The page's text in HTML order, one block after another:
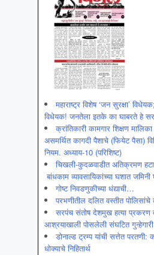
महाराष्ट्र विशेष ‘जन सुरक्षा’
विधेयक! जनतेला इतके का घाबरते हे
क्रांतिकारी कामगार शिक्षण
असमर्थित कागदी पैशाचे (फियेट पैसा)
नियम. अध्याय-10 (परिशिष्ट)
चिखली-कुदळवाडीत अतिक्रमण हटाव
बांधकाम व्यावसायिकांच्या घशात जमिनी
गोष्ट निवडणुकीच्या धंद्याची…
परभणीतील दलित वस्तीत
सरपंच संतोष देशमुख हत्या प्रकरण
आश्रयाखाली पोसलेली संघटित गुन्हेगारी
डोनाल्ड ट्रम्प यांची सत्तेत परतणी:
धोक्याचे निहितार्थ